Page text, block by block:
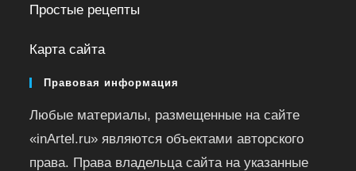
Простые рецепты
Карта сайта
Правовая информация
Любые материалы, размещенные на сайте
«inArtel.ru» являются объектами авторского
права. Права владельца сайта на указанные